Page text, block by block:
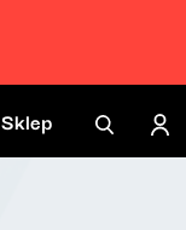
Sklep